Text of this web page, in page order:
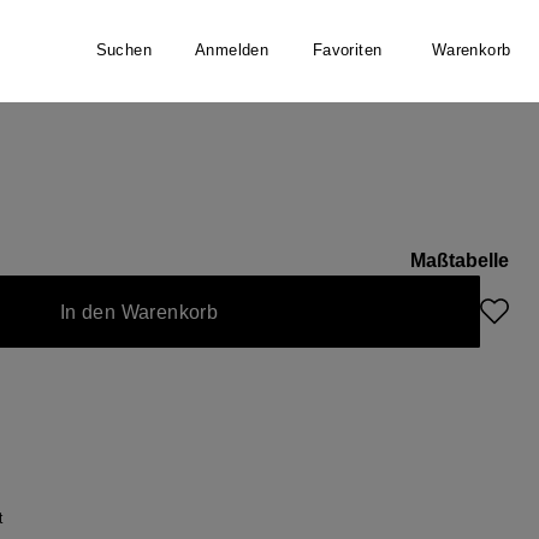
Suchen Anmelden Favoriten Warenkorb
Maßtabelle
In den Warenkorb